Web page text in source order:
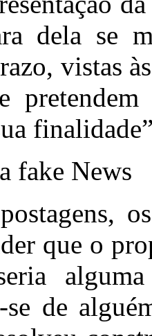
dela se
vistas
fake News
que o
se de